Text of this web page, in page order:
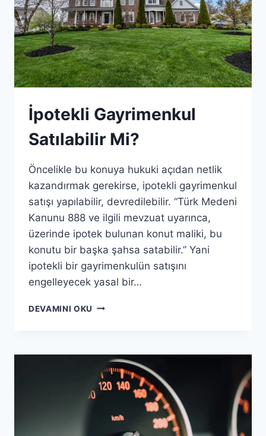
İpotekli Gayrimenkul
Satılabilir Mi?
Öncelikle bu konuya hukuki açıdan netlik
kazandırmak gerekirse, ipotekli gayrimenkul
satışı yapılabilir, devredilebilir. “Türk Medeni
Kanunu 888 ve ilgili mevzuat uyarınca,
üzerinde ipotek bulunan konut maliki, bu
konutu bir başka şahsa satabilir.” Yani
ipotekli bir gayrimenkulün satışını
engelleyecek yasal bir…
DEVAMINI OKU İPOTEKLI